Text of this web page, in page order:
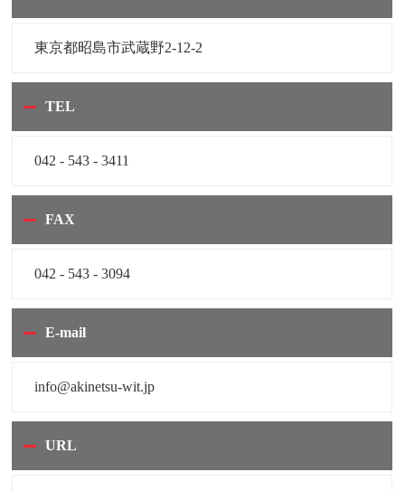
東京都昭島市武蔵野2-12-2
TEL
042 - 543 - 3411
FAX
042 - 543 - 3094
E-mail
info@akinetsu-wit.jp
URL